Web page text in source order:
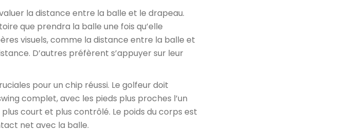
la distance entre la balle et le drapeau.
que prendra la balle une fois qu’elle
visuels, comme la distance entre la balle et
D’autres préfèrent s’appuyer sur leur
pour un chip réussi. Le golfeur doit
complet, avec les pieds plus proches l’un
court et plus contrôlé. Le poids du corps est
net avec la balle.